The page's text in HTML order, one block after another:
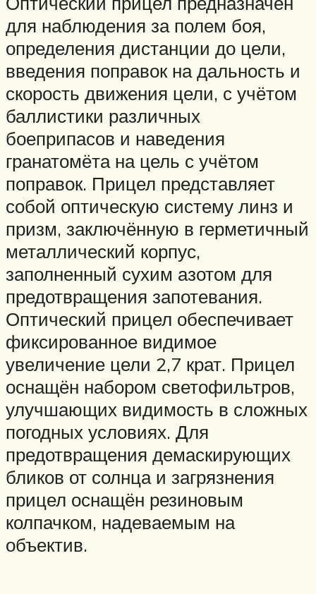
для наблюдения за полем боя,
определения дистанции до цели,
введения поправок на дальность и
скорость движения цели, с учётом
баллистики различных
боеприпасов и наведения
гранатомёта на цель с учётом
поправок. Прицел представляет
собой оптическую систему линз и
призм, заключённую в герметичный
металлический корпус,
заполненный сухим азотом для
предотвращения запотевания.
Оптический прицел обеспечивает
фиксированное видимое
увеличение цели 2,7 крат. Прицел
оснащён набором светофильтров,
улучшающих видимость в сложных
погодных условиях. Для
предотвращения демаскирующих
бликов от солнца и загрязнения
прицел оснащён резиновым
колпачком, надеваемым на
объектив.